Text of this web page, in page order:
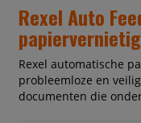
Rexel Auto
Rexel automatische
probleemloze en
documenten die